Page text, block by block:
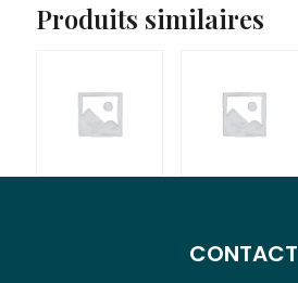
Produits similaires
25,90€ 20,90€
CONTACT